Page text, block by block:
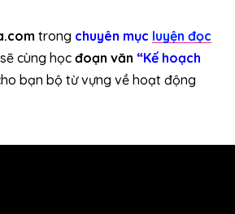
trong chuyên mục luyện đọc
cùng học đoạn văn “Kế hoạch
bạn bộ từ vựng về hoạt động